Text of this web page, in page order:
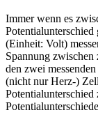
Immer wenn es
Potentialunterschied
(Einheit: Volt)
Spannung
den zwei
(nicht nur Herz-)